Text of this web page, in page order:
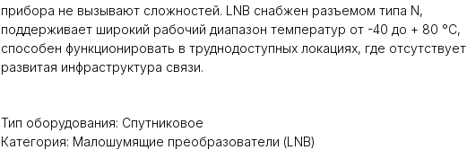
прибора не вызывают сложностей. LNB снабжен разъемом типа N,
поддерживает широкий рабочий диапазон температур от -40 до + 80 °C,
способен функционировать в труднодоступных локациях, где отсутствует
развитая инфраструктура связи.
Тип оборудования: Спутниковое
Категория: Малошумящие преобразователи (LNB)